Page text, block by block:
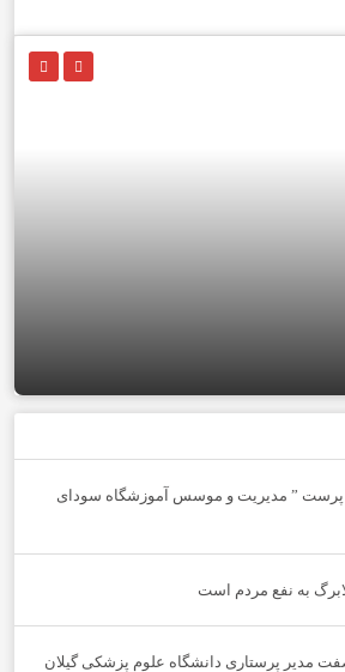
پرست ” مدیریت و موسس آموزشگاه سودای
به نفع مردم است
مدیر پرستاری دانشگاه علوم پزشکی گیلان